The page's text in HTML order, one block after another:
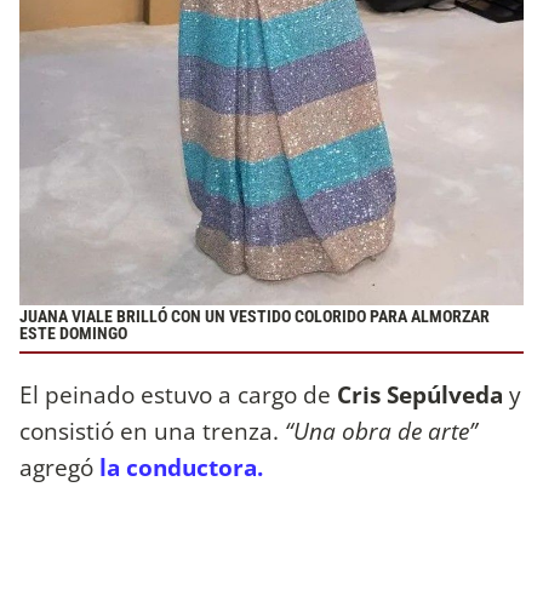
JUANA VIALE BRILLÓ CON UN VESTIDO COLORIDO PARA ALMORZAR
ESTE DOMINGO
El peinado estuvo a cargo de Cris Sepúlveda y
consistió en una trenza. “Una obra de arte”
agregó la conductora.